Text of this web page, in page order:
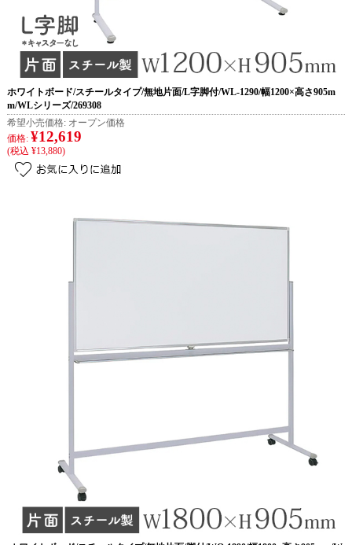
ホワイトボード/スチールタイプ/無地片面/L字脚付/WL-1290/幅1200×高さ905m
m/WLシリーズ/269308
希望小売価格: オープン価格
価格: ¥12,619
(税込 ¥13,880)